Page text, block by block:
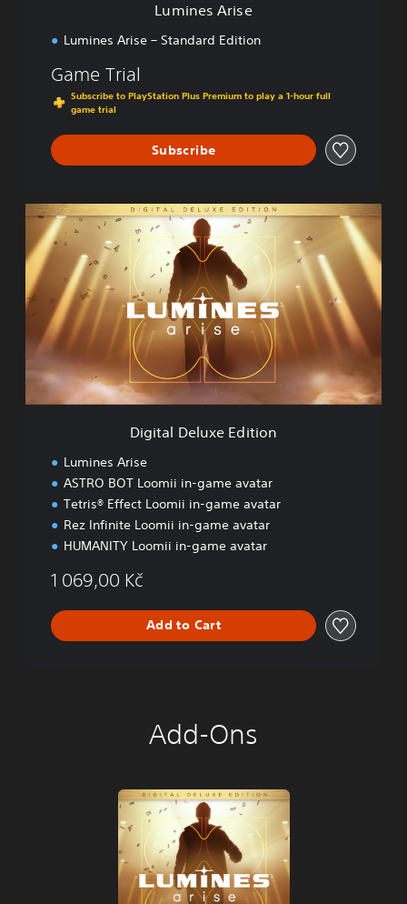
Lumines Arise
Lumines Arise – Standard Edition
Game Trial
Subscribe to PlayStation Plus Premium to play a 1-hour full
game trial
Subscribe
D
g
i
a
l
l
x
Digital Deluxe Edition
Lumines Arise
ASTRO BOT Loomii in-game avatar
Tetris® Effect Loomii in-game avatar
Rez Infinite Loomii in-game avatar
HUMANITY Loomii in-game avatar
1 069,00 Kč
Add to Cart
Add-Ons